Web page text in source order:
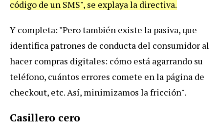
código de un SMS", se explayala directiva.
Y completa: "Perotambién existe la pasiva, que
identifica patrones de conducta del consumidor al
hacer compras digitales: cómo está agarrando su
teléfono, cuántos errores comete enla página de
checkout, etc.Así, minimizamos lafricción".
Casillero cero